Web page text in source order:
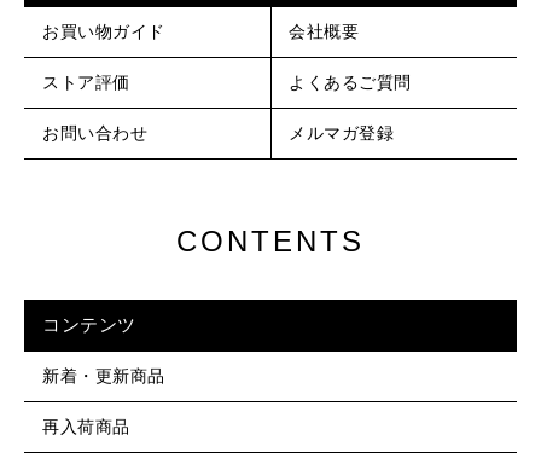
お買い物ガイド 会社概要
ストア評価 よくあるご質問
お問い合わせ メルマガ登録
CONTENTS
コンテンツ
新着・更新商品
再入荷商品